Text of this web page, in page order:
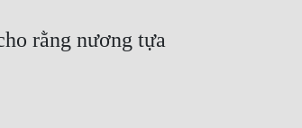
rằng nương tựa